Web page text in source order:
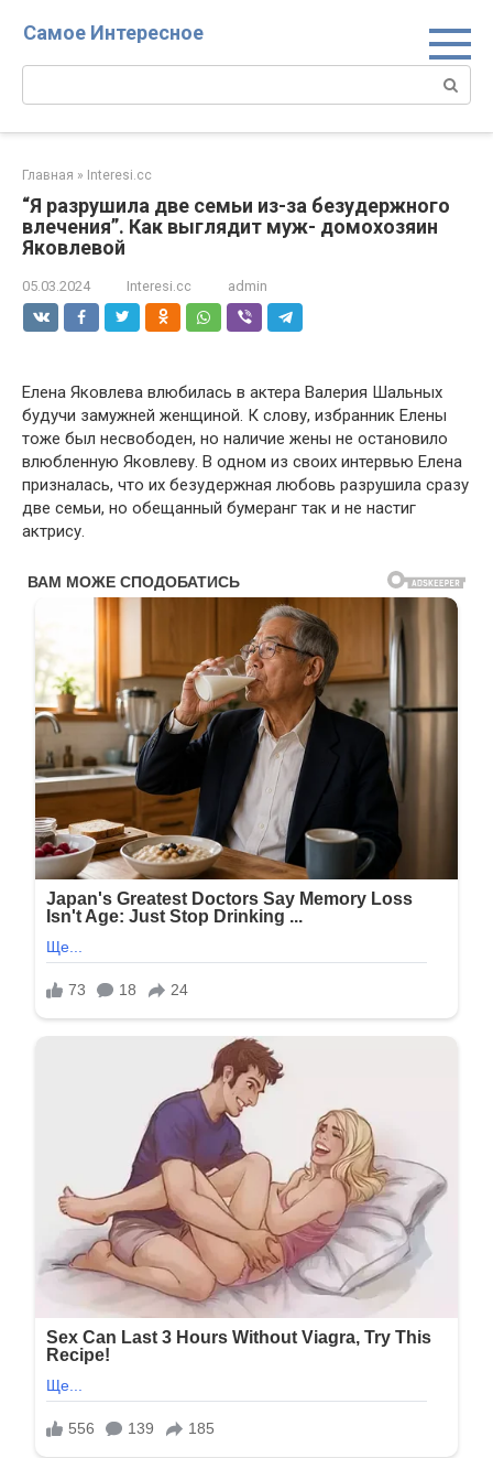
Самое Интересное
Поиск:
Главная » Interesi.cc
“Я разрушила две семьи из-за безудержного
влечения”. Как выглядит муж- домохозяин
Яковлевой
05.03.2024 Interesi.cc admin
Елена Яковлева влюбилась в актера Валерия Шальных
будучи замужней женщиной. К слову, избранник Елены
тоже был несвободен, но наличие жены не остановило
влюбленную Яковлеву. В одном из своих интервью Елена
призналась, что их безудержная любовь разрушила сразу
две семьи, но обещанный бумеранг так и не настиг
актрису.